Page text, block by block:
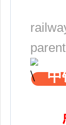
中
点